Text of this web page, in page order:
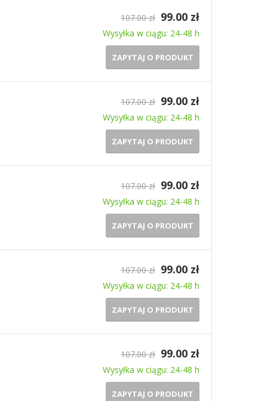
107.00 zł 99.00 zł
Wysyłka w ciągu: 24-48 h
ZAPYTAJ O PRODUKT
107.00 zł 99.00 zł
Wysyłka w ciągu: 24-48 h
ZAPYTAJ O PRODUKT
107.00 zł 99.00 zł
Wysyłka w ciągu: 24-48 h
ZAPYTAJ O PRODUKT
107.00 zł 99.00 zł
Wysyłka w ciągu: 24-48 h
ZAPYTAJ O PRODUKT
107.00 zł 99.00 zł
Wysyłka w ciągu: 24-48 h
ZAPYTAJ O PRODUKT